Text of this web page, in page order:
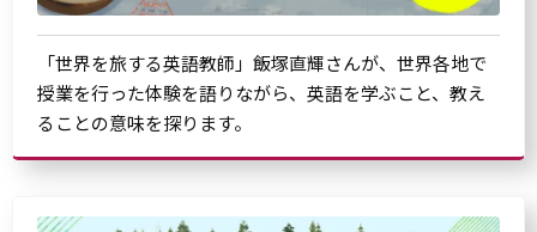
「世界を旅する英語教師」飯塚直輝さんが、世界各地で
授業を行った体験を語りながら、英語を学ぶこと、教え
ることの意味を探ります。